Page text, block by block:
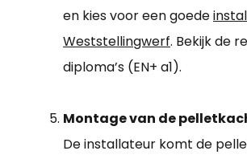
en kies voor een goede
Weststellingwerf. Bekijk de
diploma’s (EN+ a1).
Montage van de
De installateur komt de